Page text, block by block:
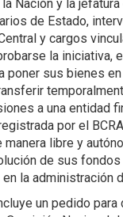
Nación y la
de Estado,
y cargos
la iniciativa,
poner sus bienes
a una entidad
por el
libre y
de sus
la administración
un pedido para